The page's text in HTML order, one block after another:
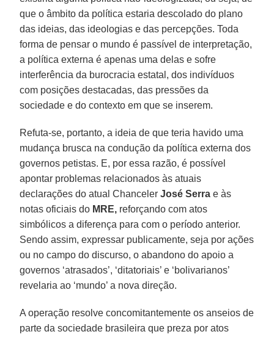
que o âmbito da política estaria descolado do plano
das ideias, das ideologias e das percepções. Toda
forma de pensar o mundo é passível de interpretação,
a política externa é apenas uma delas e sofre
interferência da burocracia estatal, dos indivíduos
com posições destacadas, das pressões da
sociedade e do contexto em que se inserem.
Refuta-se, portanto, a ideia de que teria havido uma
mudança brusca na condução da política externa dos
governos petistas. E, por essa razão, é possível
apontar problemas relacionados às atuais
declarações do atual ChancelerJosé Serra e às
notas oficiais do MRE, reforçando com atos
simbólicos a diferença para com o período anterior.
Sendo assim, expressar publicamente, seja por ações
ou no campo do discurso, o abandono do apoio a
governos ‘atrasados’, ‘ditatoriais’ e ‘bolivarianos’
revelaria ao ‘mundo’ a nova direção.
A operação resolve concomitantemente os anseios de
parte da sociedade brasileira que preza por atos